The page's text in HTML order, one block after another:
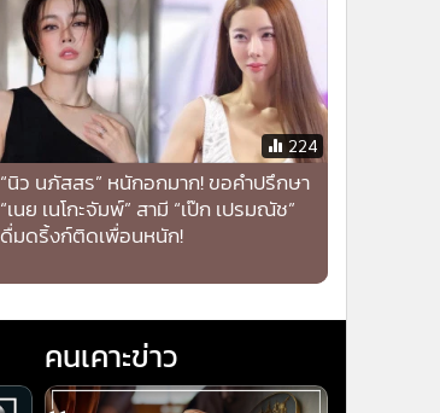
224
“นิว นภัสสร” หนักอกมาก! ขอคำปรึกษา
“เนย เนโกะจัมพ์” สามี “เป๊ก เปรมณัช”
ดื่มดริ้งก์ติดเพื่อนหนัก!
คนเคาะข่าว